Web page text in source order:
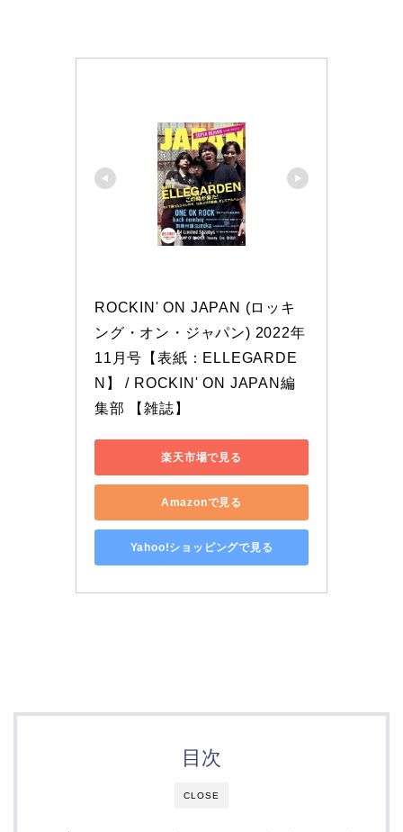
ROCKIN' ON JAPAN (ロッキ
ング・オン・ジャパン) 2022年
11月号【表紙：ELLEGARDE
N】 / ROCKIN' ON JAPAN編
集部 【雑誌】
楽天市場で見る
Amazonで見る
Yahoo!ショッピングで見る
CLOSE
目次